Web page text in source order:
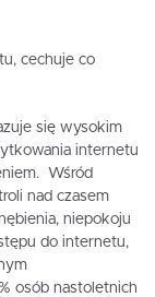
cechuje co
się wysokim
internetu
Wśród
nad czasem
niepokoju
do internetu,
osób nastoletnich